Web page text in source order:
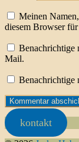
Meinen
diesem Browser
Benachrichtige
Mail.
Benachrichtige
kontakt